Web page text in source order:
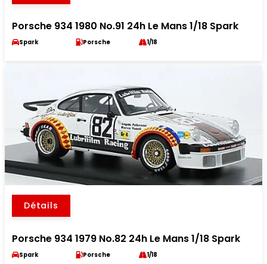
Porsche 934 1980 No.91 24h Le Mans 1/18 Spark
Spark Porsche 1/18
Détails
Porsche 934 1979 No.82 24h Le Mans 1/18 Spark
Spark Porsche 1/18